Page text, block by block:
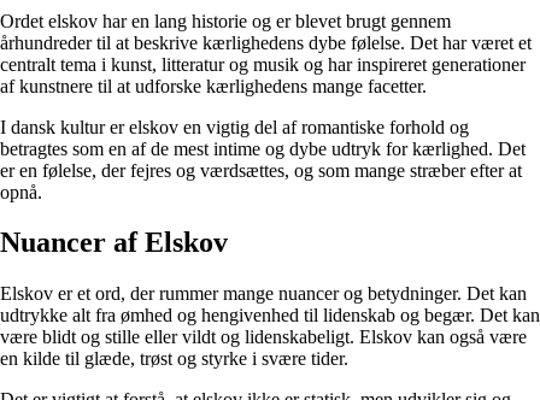
Ordet elskov har en lang historie og er blevet brugt gennem
århundreder til at beskrive kærlighedens dybe følelse. Det har været et
centralt tema i kunst, litteratur og musik og har inspireret generationer
af kunstnere til at udforske kærlighedens mange facetter.
I dansk kultur er elskov en vigtig del af romantiske forhold og
betragtes som en af de mest intime og dybe udtryk for kærlighed. Det
er en følelse, der fejres og værdsættes, og som mange stræber efter at
opnå.
Nuancer af Elskov
Elskov er et ord, der rummer mange nuancer og betydninger. Det kan
udtrykke alt fra ømhed og hengivenhed til lidenskab og begær. Det kan
være blidt og stille eller vildt og lidenskabeligt. Elskov kan også være
en kilde til glæde, trøst og styrke i svære tider.